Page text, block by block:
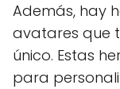
Además, hay
avatares que
único. Estas
para